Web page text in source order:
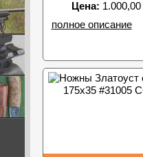
Цена:
полное описание